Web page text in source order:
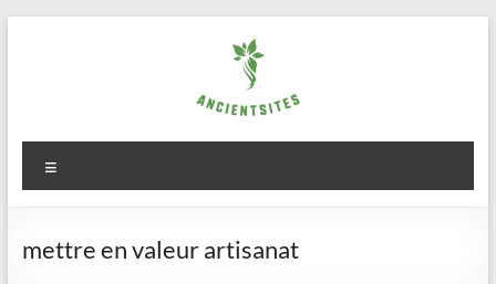
ancientsites.eu
mettre en valeur artisanat